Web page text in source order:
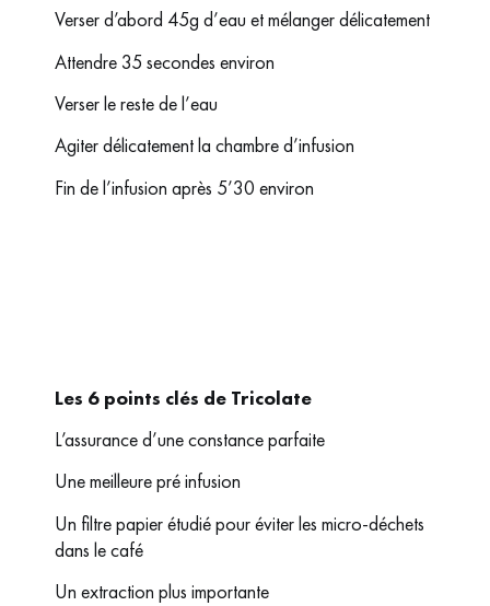
Verser d’abord 45g d’eau et mélanger délicatement
Attendre 35 secondes environ
Verser le reste de l’eau
Agiter délicatement la chambre d’infusion
Fin de l’infusion après 5’30 environ
Les 6 points clés de Tricolate
L’assurance d’une constance parfaite
Une meilleure pré infusion
Un filtre papier étudié pour éviter les micro-déchets
dans le café
Un extraction plus importante